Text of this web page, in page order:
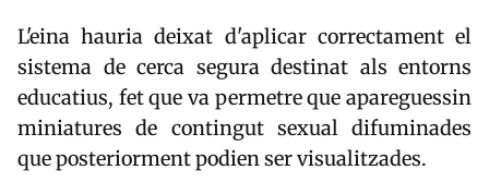
L'eina hauria deixat d'aplicar correctament el
sistema de cerca segura destinat als entorns
educatius, fet que va permetre que apareguessin
miniatures de contingut sexual difuminades
que posteriorment podien ser visualitzades.